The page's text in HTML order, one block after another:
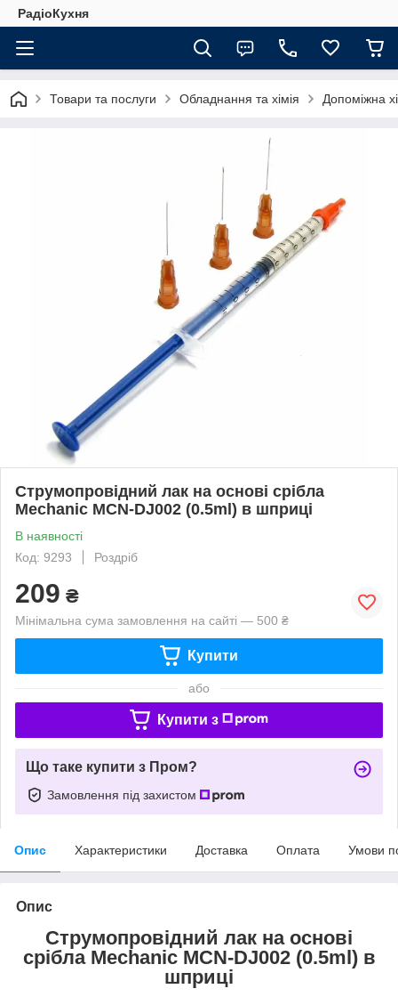
РадіоКухня
Товари та послуги Обладнання та хімія Допоміжна
Струмопровідний лак на основі срібла
Mechanic MCN-DJ002 (0.5ml) в шприці
В наявності
Код: 9293
Роздріб
209 ₴
Мінімальна сума замовлення на сайті — 500 ₴
Купити
або
Купити з
Що таке купити з Пром?
Замовлення під захистом
Опис Характеристики Доставка Оплата Умови
Опис
Струмопровідний лак на основі
срібла Mechanic MCN-DJ002 (0.5ml) в
шприці